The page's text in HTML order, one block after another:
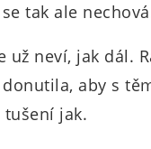
tak ale
už neví, jak dál.
aby s
tušení jak.